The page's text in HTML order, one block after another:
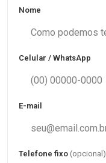
Nome
Celular / WhatsApp
E-mail
Telefone fixo (opcional)